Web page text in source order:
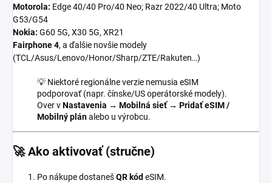
Motorola: Edge 40/40 Pro/40 Neo; Razr 2022/40 Ultra; Moto
G53/G54
Nokia: G60 5G, X30 5G, XR21
Fairphone 4, a ďalšie novšie modely
(TCL/Asus/Lenovo/Honor/Sharp/ZTE/Rakuten…)
💡 Niektoré regionálne verzie nemusia eSIM
podporovať (napr. čínske/US operátorské modely).
Over vNastavenia → Mobilná sieť → Pridať eSIM /
Mobilný plánalebo u výrobcu.
🚀 Ako aktivovať (stručne)
Po nákupe dostanešQR kód eSIM.